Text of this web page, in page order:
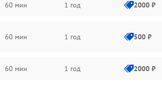
60 мин 1 год 2000 ₽
60 мин 1 год 500 ₽
60 мин 1 год 2000 ₽